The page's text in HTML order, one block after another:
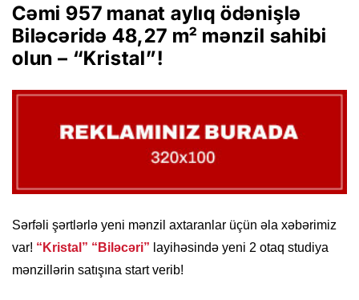
Cəmi 957 manat aylıq ödənişlə
Biləcəridə 48,27 m² mənzil sahibi
olun – “Kristal”!
Sərfəli şərtlərlə yeni mənzil axtaranlar üçün əla xəbərimiz
var! “Kristal” “Biləcəri” layihəsində yeni 2 otaq studiya
mənzillərin satışına start verib!